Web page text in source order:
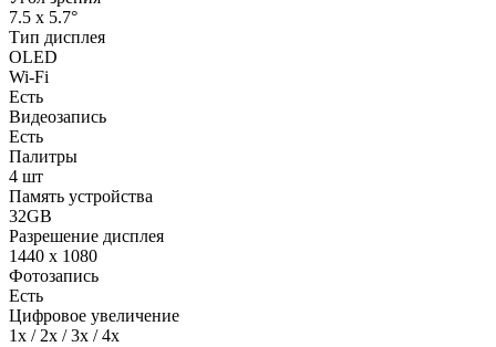
7.5 x 5.7°
Тип дисплея
OLED
Wi-Fi
Есть
Видеозапись
Есть
Палитры
4 шт
Память устройства
32GB
Разрешение дисплея
1440 x 1080
Фотозапись
Есть
Цифровое увеличение
1x / 2x / 3x / 4x